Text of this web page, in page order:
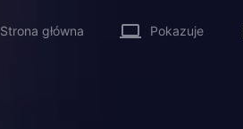
Strona główna Pokazuje